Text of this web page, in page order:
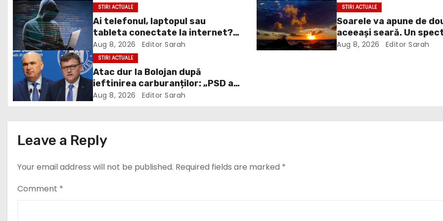
n
a
v
i
g
t
i
o
STIRI ACTUALE
Ai telefonul, laptopul sau
tableta conectate la internet?
DNSC avertizează asupra unui
risc pe care mulți utilizatori îl
ignoră
Aug 8, 2026 Editor Sarah
STIRI ACTUALE
Soarele va apune de
aceeași seară. Un
va întrerupe liniștea
Aug 8, 2026 Editor Sarah
STIRI ACTUALE
Atac dur la Bolojan după
ieftinirea carburanților: „PSD a
scris legea. Dumneavoastră ați
Aug 8, 2026 Editor Sarah
Leave a Reply
Your email address will not be published. Required fields are marked *
Comment *